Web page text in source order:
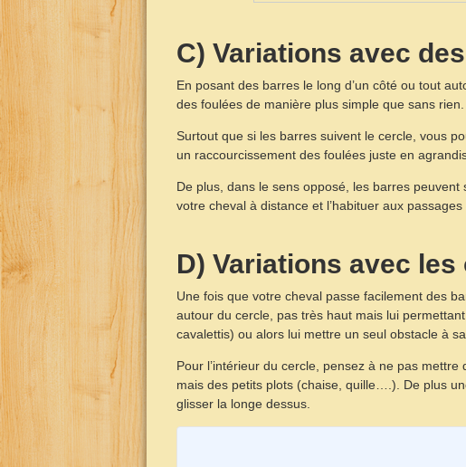
C) Variations avec
En posant des barres le long d’un côté ou tout
des foulées de manière plus simple que sans rien.
Surtout que si les barres suivent le cercle, vous
un raccourcissement des foulées juste en
De plus, dans le sens opposé, les barres
votre cheval à distance et l’habituer aux passages
D) Variations avec
Une fois que votre cheval passe facilement des
autour du cercle, pas très haut mais lui
cavalettis) ou alors lui mettre un seul obstacle à
Pour l’intérieur du cercle, pensez à ne pas
mais des petits plots (chaise, quille….). De plus
glisser la longe dessus.